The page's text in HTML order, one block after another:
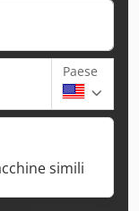
Paese
simili